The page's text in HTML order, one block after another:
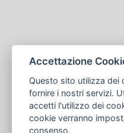
Accettazione
Questo sito utilizza dei
fornire i nostri servizi.
accetti l'utilizzo dei
cookie verranno
consenso.